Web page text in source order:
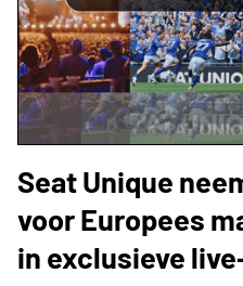
Seat Unique
voor Europees
in exclusieve